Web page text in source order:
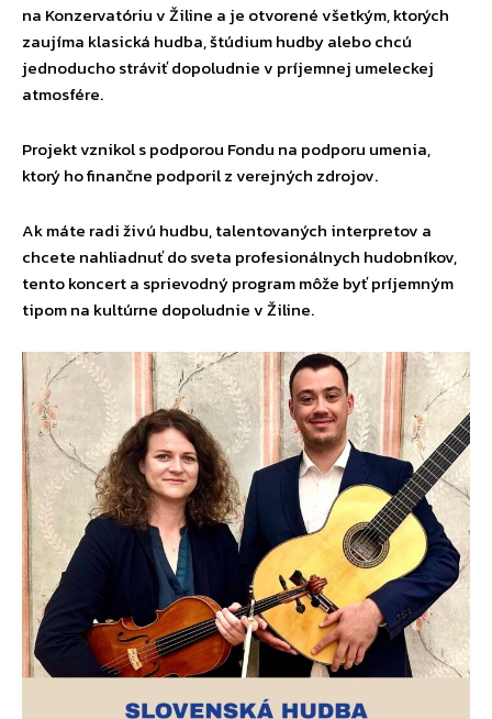
na Konzervatóriu v Žiline a je otvorené všetkým, ktorých
zaujíma klasická hudba, štúdium hudby alebo chcú
jednoducho stráviť dopoludnie v príjemnej umeleckej
atmosfére.
Projekt vznikol s podporou Fondu na podporu umenia,
ktorý ho finančne podporil z verejných zdrojov.
Ak máte radi živú hudbu, talentovaných interpretov a
chcete nahliadnuť do sveta profesionálnych hudobníkov,
tento koncert a sprievodný program môže byť príjemným
tipom na kultúrne dopoludnie v Žiline.